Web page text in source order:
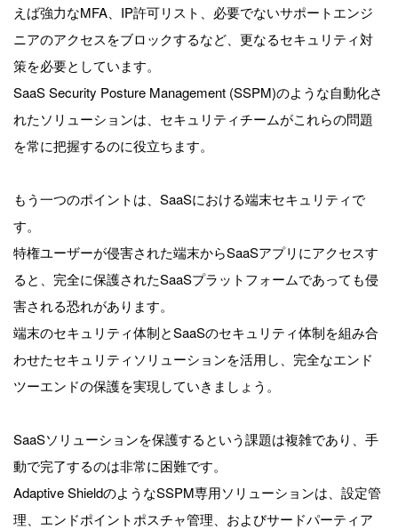
えば強力なMFA、IP許可リスト、必要でないサポートエンジ
ニアのアクセスをブロックするなど、更なるセキュリティ対
策を必要としています。
SaaS Security Posture Management (SSPM)のような自動化さ
れたソリューションは、セキュリティチームがこれらの問題
を常に把握するのに役立ちます。
もう一つのポイントは、SaaSにおける端末セキュリティで
す。
特権ユーザーが侵害された端末からSaaSアプリにアクセスす
ると、完全に保護されたSaaSプラットフォームであっても侵
害される恐れがあります。
端末のセキュリティ体制とSaaSのセキュリティ体制を組み合
わせたセキュリティソリューションを活用し、完全なエンド
ツーエンドの保護を実現していきましょう。
SaaSソリューションを保護するという課題は複雑であり、手
動で完了するのは非常に困難です。
Adaptive ShieldのようなSSPM専用ソリューションは、設定管
理、エンドポイントポスチャ管理、およびサードパーティア